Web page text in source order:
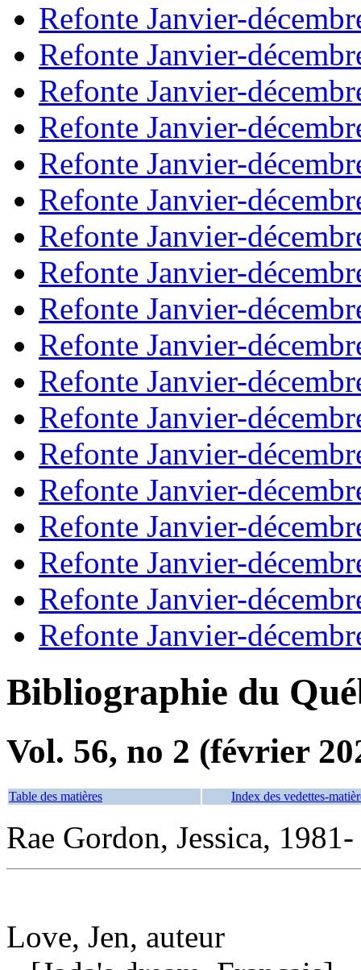
Refonte Janvier-
Refonte Janvier-
Refonte Janvier-
Refonte Janvier-
Refonte Janvier-
Refonte Janvier-
Refonte Janvier-
Refonte Janvier-
Refonte Janvier-
Refonte Janvier-
Refonte Janvier-
Refonte Janvier-
Refonte Janvier-
Refonte Janvier-
Refonte Janvier-
Refonte Janvier-
Refonte Janvier-
Refonte Janvier-
Bibliographie du
Vol. 56, no 2 (février
Table des matières Index des vedettes-
Rae Gordon, Jessica,
Love, Jen, auteur